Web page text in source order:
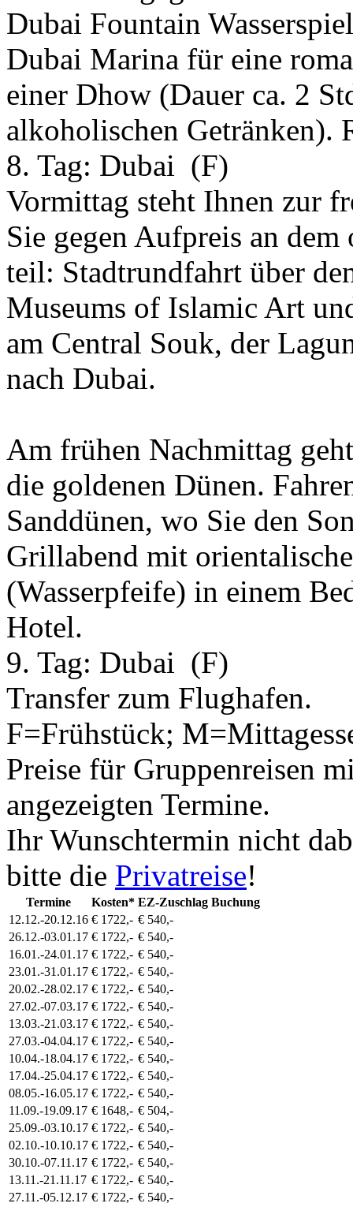
Dubai Fountain
Dubai Marina für eine
einer Dhow (Dauer ca. 2
alkoholischen Getränken).
8. Tag: Dubai (F)
Vormittag steht Ihnen zur
Sie gegen Aufpreis an
teil: Stadtrundfahrt über
Museums of Islamic Art
am Central Souk, der
nach Dubai.
Am frühen Nachmittag
die goldenen Dünen.
Sanddünen, wo Sie den
Grillabend mit
(Wasserpfeife) in einem
Hotel.
9. Tag: Dubai (F)
Transfer zum Flughafen.
F=Frühstück;
Preise für Gruppenreisen
angezeigten Termine.
Ihr Wunschtermin nicht
bitte die Privatreise!
Termine Kosten* EZ-Zuschlag Buchung
12.12.-20.12.16 € 1722,- € 540,-
26.12.-03.01.17 € 1722,- € 540,-
16.01.-24.01.17 € 1722,- € 540,-
23.01.-31.01.17 € 1722,- € 540,-
20.02.-28.02.17 € 1722,- € 540,-
27.02.-07.03.17 € 1722,- € 540,-
13.03.-21.03.17 € 1722,- € 540,-
27.03.-04.04.17 € 1722,- € 540,-
10.04.-18.04.17 € 1722,- € 540,-
17.04.-25.04.17 € 1722,- € 540,-
08.05.-16.05.17 € 1722,- € 540,-
11.09.-19.09.17 € 1648,- € 504,-
25.09.-03.10.17 € 1722,- € 540,-
02.10.-10.10.17 € 1722,- € 540,-
30.10.-07.11.17 € 1722,- € 540,-
13.11.-21.11.17 € 1722,- € 540,-
27.11.-05.12.17 € 1722,- € 540,-